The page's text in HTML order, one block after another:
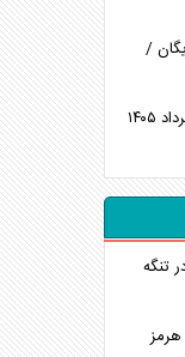
/
آخرین قیمت دلار، یورو و سایر ارز‌ها ۱۲ مرداد ۱۴۰۵
تنگه